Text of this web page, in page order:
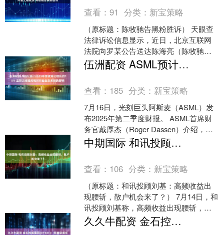
查看：91 分类： 新宝策略
（原标题：陈牧驰告黑粉胜诉） 天眼查
法律诉讼信息显示，近日，北京互联网
法院向罗某公告送达陈海亮（陈牧驰）
与其网络侵权责任纠纷一案民事判决
书。内容显示，被告曾对原....
伍洲配资 ASML预计2025年营收同比增长约15% 正努力减轻关税对行业生态系统的影响
查看： 185 分类： 新宝策略
7月16日，光刻巨头阿斯麦（ASML）发
布2025年第二季度财报。 ASML首席财
务官戴厚杰（Roger Dassen）介绍，
2025年第二季度ASML的营收为....
中期国际 和讯投顾刘基：高频收益出现腰斩，散户机会来了？
查看： 106 分类： 新宝策略
（原标题：和讯投顾刘基：高频收益出
现腰斩，散户机会来了？） 7月14日，和
讯投顾刘基称，高频收益出现腰斩，每
秒300笔的交易“收割机”被监管叫停，这
是否意味着散....
久久牛配资 金石控股集团(01943)：何鑫获委任为主席